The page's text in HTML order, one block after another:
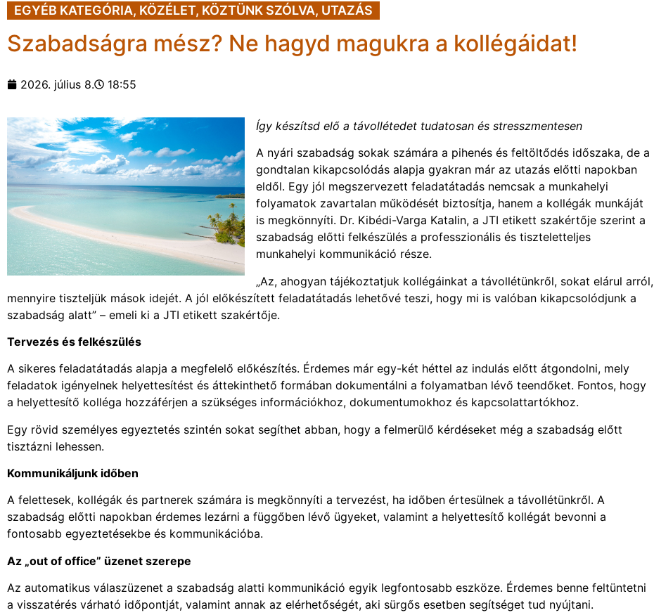
EGYÉB KATEGÓRIA, KÖZÉLET, KÖZTÜNK SZÓLVA, UTAZÁS
Szabadságra mész? Ne hagyd magukra a kollégáidat!
2026. július 8. 18:55
Így készítsd elő a távollétedet tudatosan és stresszmentesen
A nyári szabadság sokak számára a pihenés és feltöltődés időszaka, de a
gondtalan kikapcsolódás alapja gyakran már az utazás előtti napokban
eldől. Egy jól megszervezett feladatátadás nemcsak a munkahelyi
folyamatok zavartalan működését biztosítja, hanem a kollégák munkáját
is megkönnyíti. Dr. Kibédi-Varga Katalin, a JTI etikett szakértője szerint a
szabadság előtti felkészülés a professzionális és tiszteletteljes
munkahelyi kommunikáció része.
„Az, ahogyan tájékoztatjuk kollégáinkat a távollétünkről, sokat elárul arról,
mennyire tiszteljük mások idejét. A jól előkészített feladatátadás lehetővé teszi, hogy mi is valóban kikapcsolódjunk a
szabadság alatt” – emeli ki a JTI etikett szakértője.
Tervezés és felkészülés
A sikeres feladatátadás alapja a megfelelő előkészítés. Érdemes már egy-két héttel az indulás előtt átgondolni, mely
feladatok igényelnek helyettesítést és áttekinthető formában dokumentálni a folyamatban lévő teendőket. Fontos, hogy
a helyettesítő kolléga hozzáférjen a szükséges információkhoz, dokumentumokhoz és kapcsolattartókhoz.
Egy rövid személyes egyeztetés szintén sokat segíthet abban, hogy a felmerülő kérdéseket még a szabadság előtt
tisztázni lehessen.
Kommunikáljunk időben
A felettesek, kollégák és partnerek számára is megkönnyíti a tervezést, ha időben értesülnek a távollétünkről. A
szabadság előtti napokban érdemes lezárni a függőben lévő ügyeket, valamint a helyettesítő kollégát bevonni a
fontosabb egyeztetésekbe és kommunikációba.
Az „out of office” üzenet szerepe
Az automatikus válaszüzenet a szabadság alatti kommunikáció egyik legfontosabb eszköze. Érdemes benne feltüntetni
a visszatérés várható időpontját, valamint annak az elérhetőségét, aki sürgős esetben segítséget tud nyújtani.